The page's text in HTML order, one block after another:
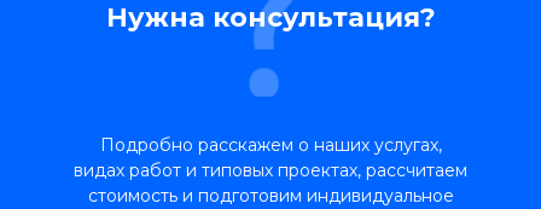
Нужна консультация?
Подробно расскажем о наших услугах,
видах работ и типовых проектах, рассчитаем
стоимость и подготовим индивидуальное